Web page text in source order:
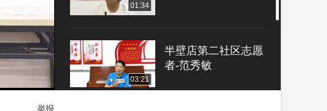
01:34
03:21
半壁店第二社区志愿
者-范秀敏
举报